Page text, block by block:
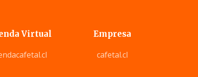
Virtual
Empresa
cafetal.cl